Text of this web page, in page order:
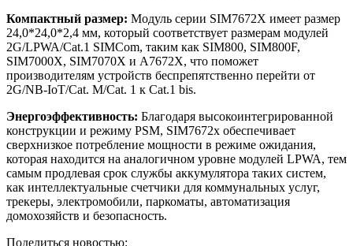
Компактный размер: Модуль серии SIM7672X имеет размер
24,0*24,0*2,4 мм, который соответствует размерам модулей
2G/LPWA/Cat.1 SIMCom, таким как SIM800, SIM800F,
SIM7000X, SIM7070X и A7672X, что поможет
производителям устройств беспрепятственно перейти от
2G/NB-IoT/Cat. M/Cat. 1 к Cat.1 bis.
Энергоэффективность: Благодаря высокоинтегрированной
конструкции и режиму PSM, SIM7672x обеспечивает
сверхнизкое потребление мощности в режиме ожидания,
которая находится на аналогичном уровне модулей LPWA, тем
самым продлевая срок службы аккумулятора таких систем,
как интеллектуальные счетчики для коммунальных услуг,
трекеры, электромобили, паркоматы, автоматизация
домохозяйств и безопасность.
Поделиться новостью: